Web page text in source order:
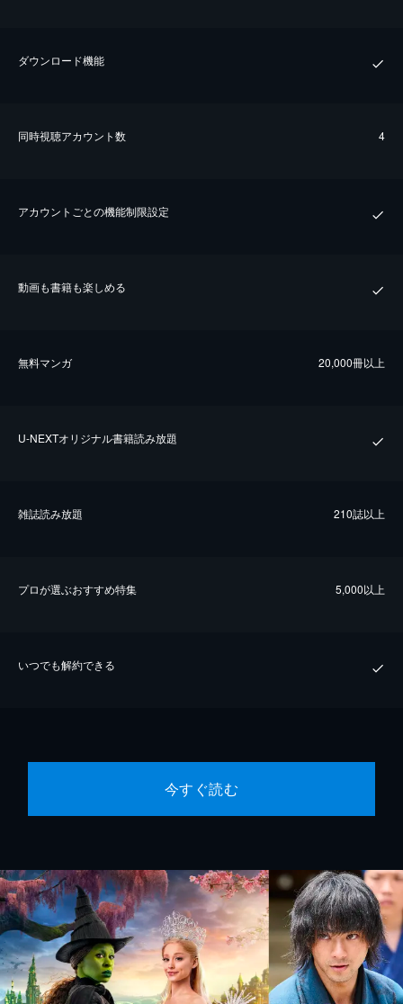
ダウンロード機能
同時視聴アカウント数 4
アカウントごとの機能制限設定
動画も書籍も楽しめる
無料マンガ 20,000冊以上
U-NEXTオリジナル書籍読み放題
雑誌読み放題 210誌以上
プロが選ぶおすすめ特集 5,000以上
いつでも解約できる
今すぐ読む